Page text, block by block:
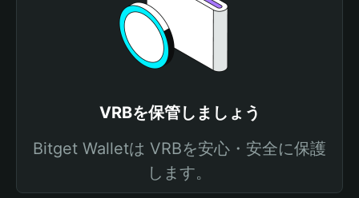
VRBを保管しましょう
Bitget Walletは VRBを安心・安全に保護
します。